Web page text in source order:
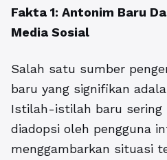
Fakta 1: Antonim Baru
Media Sosial
Salah satu sumber
baru yang signifikan
Istilah-istilah baru sering
diadopsi oleh pengguna
menggambarkan situasi